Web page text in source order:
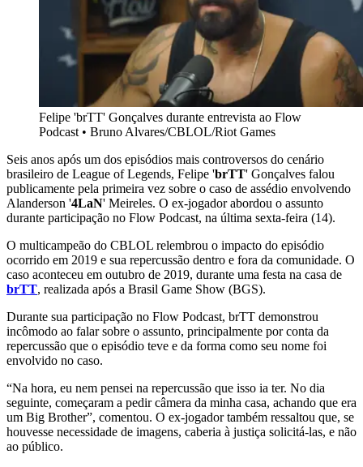
Felipe 'brTT' Gonçalves durante entrevista ao Flow
Podcast • Bruno Alvares/CBLOL/Riot Games
Seis anos após um dos episódios mais controversos do cenário
brasileiro de League of Legends, Felipe 'brTT' Gonçalves falou
publicamente pela primeira vez sobre o caso de assédio envolvendo
Alanderson '4LaN' Meireles. O ex-jogador abordou o assunto
durante participação no Flow Podcast, na última sexta-feira (14).
O multicampeão do CBLOL relembrou o impacto do episódio
ocorrido em 2019 e sua repercussão dentro e fora da comunidade. O
caso aconteceu em outubro de 2019, durante uma festa na casa de
brTT, realizada após a Brasil Game Show (BGS).
Durante sua participação no Flow Podcast, brTT demonstrou
incômodo ao falar sobre o assunto, principalmente por conta da
repercussão que o episódio teve e da forma como seu nome foi
envolvido no caso.
“Na hora, eu nem pensei na repercussão que isso ia ter. No dia
seguinte, começaram a pedir câmera da minha casa, achando que era
um Big Brother”, comentou. O ex-jogador também ressaltou que, se
houvesse necessidade de imagens, caberia à justiça solicitá-las, e não
ao público.